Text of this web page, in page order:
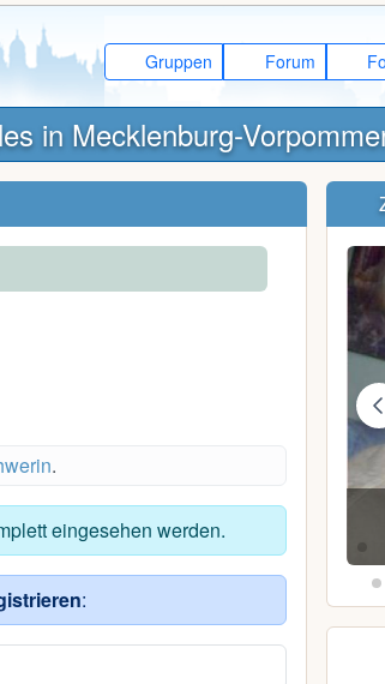
Gruppen Forum
in Mecklenburg-
.
eingesehen werden.
:
Tobias K.
42, Graal-Müritz